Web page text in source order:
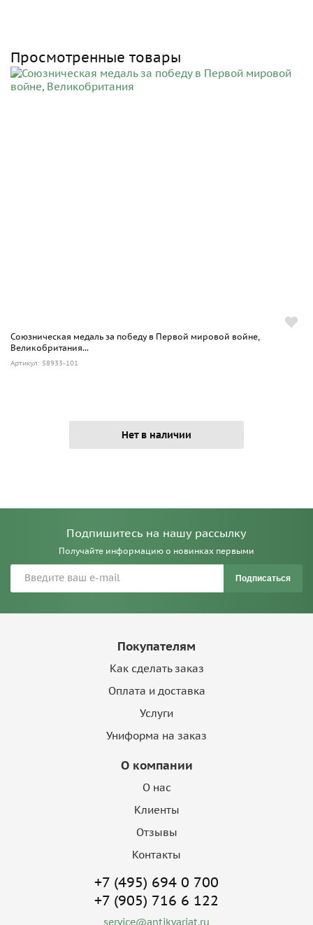
Просмотренные товары
Союзническая медаль за победу в Первой мировой войне,
Великобритания...
Артикул: 58933-101
Нет в наличии
Подпишитесь на нашу рассылку
Получайте информацию о новинках первыми
Подписаться
Покупателям
Как сделать заказ
Оплата и доставка
Услуги
Униформа на заказ
О компании
О нас
Клиенты
Отзывы
Контакты
+7 (495) 694 0 700
+7 (905) 716 6 122
service@antikvariat.ru